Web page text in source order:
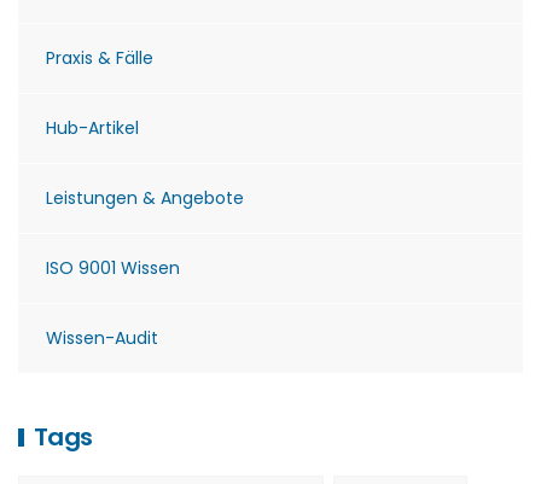
Praxis & Fälle
Hub-Artikel
Leistungen & Angebote
ISO 9001 Wissen
Wissen-Audit
Tags